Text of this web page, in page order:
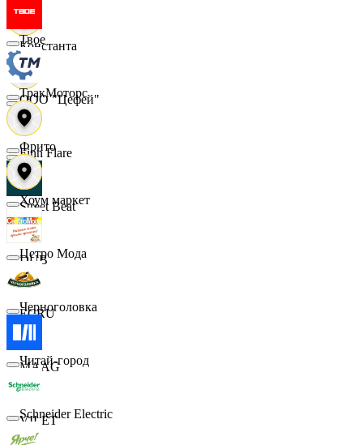
Константа
ООО "Цефей"
Finn Flare
Street Beat
DUB
ECRU
MAAG
VILET
Твое
ТракМоторс
Фрито
Хоум маркет
Цетро Мода
Черноголовка
Читай-город
Schneider Electric